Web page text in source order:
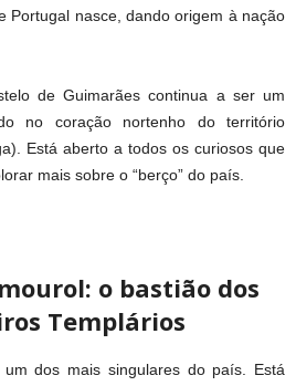
Portugal nasce, dando origem à nação
de Guimarães continua a ser um
no coração nortenho do território
Está aberto a todos os curiosos que
mais sobre o “berço” do país.
o bastião dos
Templários
dos mais singulares do país. Está